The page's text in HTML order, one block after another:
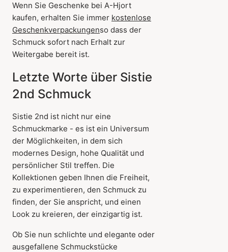
Wenn Sie Geschenke bei A-Hjort
kaufen, erhalten Sie immer kostenlose
Geschenkverpackungenso dass der
Schmuck sofort nach Erhalt zur
Weitergabe bereit ist.
Letzte Worte über Sistie
2nd Schmuck
Sistie 2nd ist nicht nur eine
Schmuckmarke - es ist ein Universum
der Möglichkeiten, in dem sich
modernes Design, hohe Qualität und
persönlicher Stil treffen. Die
Kollektionen geben Ihnen die Freiheit,
zu experimentieren, den Schmuck zu
finden, der Sie anspricht, und einen
Look zu kreieren, der einzigartig ist.
Ob Sie nun schlichte und elegante oder
ausgefallene Schmuckstücke